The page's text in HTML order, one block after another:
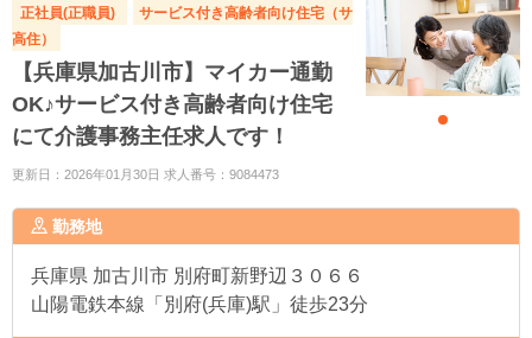
正社員(正職員)
サービス付き高齢者向け住宅（サ
高住）
【兵庫県加古川市】マイカー通勤
OK♪サービス付き高齢者向け住宅
にて介護事務主任求人です！
更新日：2026年01月30日 求人番号：9084473
勤務地
兵庫県 加古川市 別府町新野辺３０６６
山陽電鉄本線「別府(兵庫)駅」徒歩23分